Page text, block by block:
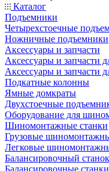
Каталог
Подъемники
Четырехстоечные
Ножничные подъемники
Аксессуары и запчасти
Аксессуары и запчасти
Аксессуары и запчасти
Подкатные колонны
Ямные домкраты
Двухстоечные
Оборудование для
Шиномонтажные станки
Грузовые
Легковые
Балансировочный станок
Балансировочные